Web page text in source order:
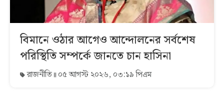
বিমানে ওঠার আগেও আন্দোলনের সর্বশেষ
পরিস্থিতি সম্পর্কে জানতে চান হাসিনা
রাজনীতি ০৫ আগস্ট ২০২৬, ০৩:১৯ পিএম